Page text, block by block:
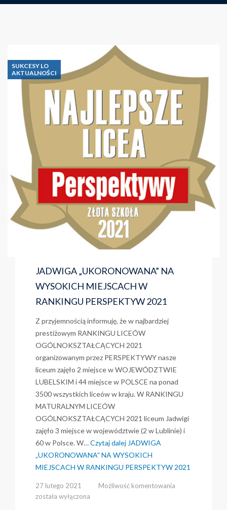
SUKCESY LO
AKTUALNOŚCI
JADWIGA „UKORONOWANA” NA
WYSOKICH MIEJSCACH W
RANKINGU PERSPEKTYW 2021
Z przyjemnością informuję, że w najbardziej
prestiżowym RANKINGU LICEÓW
OGÓLNOKSZTAŁCĄCYCH 2021
organizowanym przez PERSPEKTYWY nasze
liceum zajęło 2 miejsce w WOJEWÓDZTWIE
LUBELSKIM i 44 miejsce w POLSCE na ponad
3500 wszystkich liceów w kraju. W RANKINGU
MATURALNYM LICEÓW
OGÓLNOKSZTAŁCĄCYCH 2021 liceum Jadwigi
zajęło 3 miejsce w województwie (2 w Lublinie) i
60 w Polsce. W…Czytaj dalej JADWIGA
„UKORONOWANA” NA WYSOKICH
MIEJSCACH W RANKINGU PERSPEKTYW 2021
27 lutego 2021 Możliwość komentowania
została wyłączona